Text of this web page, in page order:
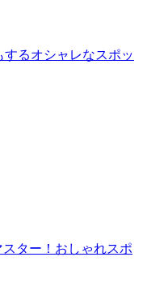
するオシャレなスポッ
ター！おしゃれスポ